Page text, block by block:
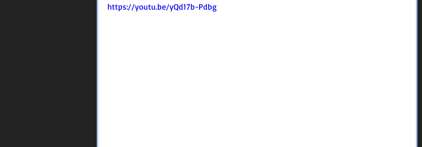
https://youtu.be/yQd17b-Pdbg